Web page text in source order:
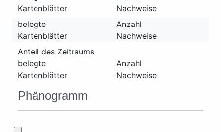
Kartenblätter
Nachweise
belegte
Kartenblätter
Anzahl
Nachweise
Anteil des Zeitraums
belegte
Kartenblätter
Anzahl
Nachweise
Phänogramm